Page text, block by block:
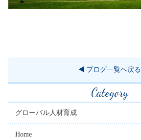
ブログ一覧へ戻る
Category
グローバル人材育成
Home